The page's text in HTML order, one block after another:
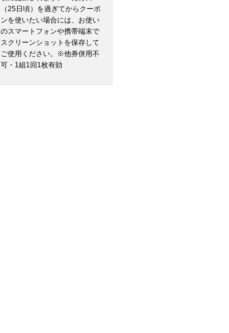
（25日頃）を過ぎてからクーポ
ンを使いたい場合には、お使い
のスマートフォンや携帯端末で
スクリーンショットを保存して
ご使用ください。※他券併用不
可・1組1回1枚有効